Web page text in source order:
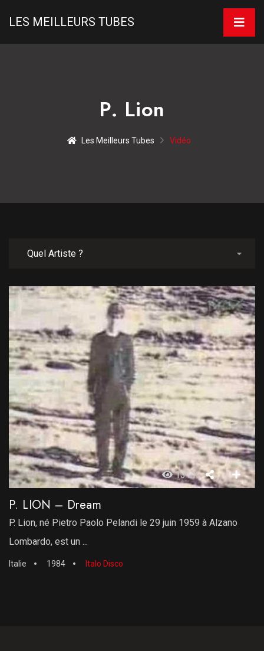
LES MEILLEURS TUBES
P. Lion
Les Meilleurs Tubes Vidéo
1311
P. LION – Dream
P. Lion, né Pietro Paolo Pelandi le 29 juin 1959 à Alzano
Lombardo, est un ...
Italie 1984 Italo Disco